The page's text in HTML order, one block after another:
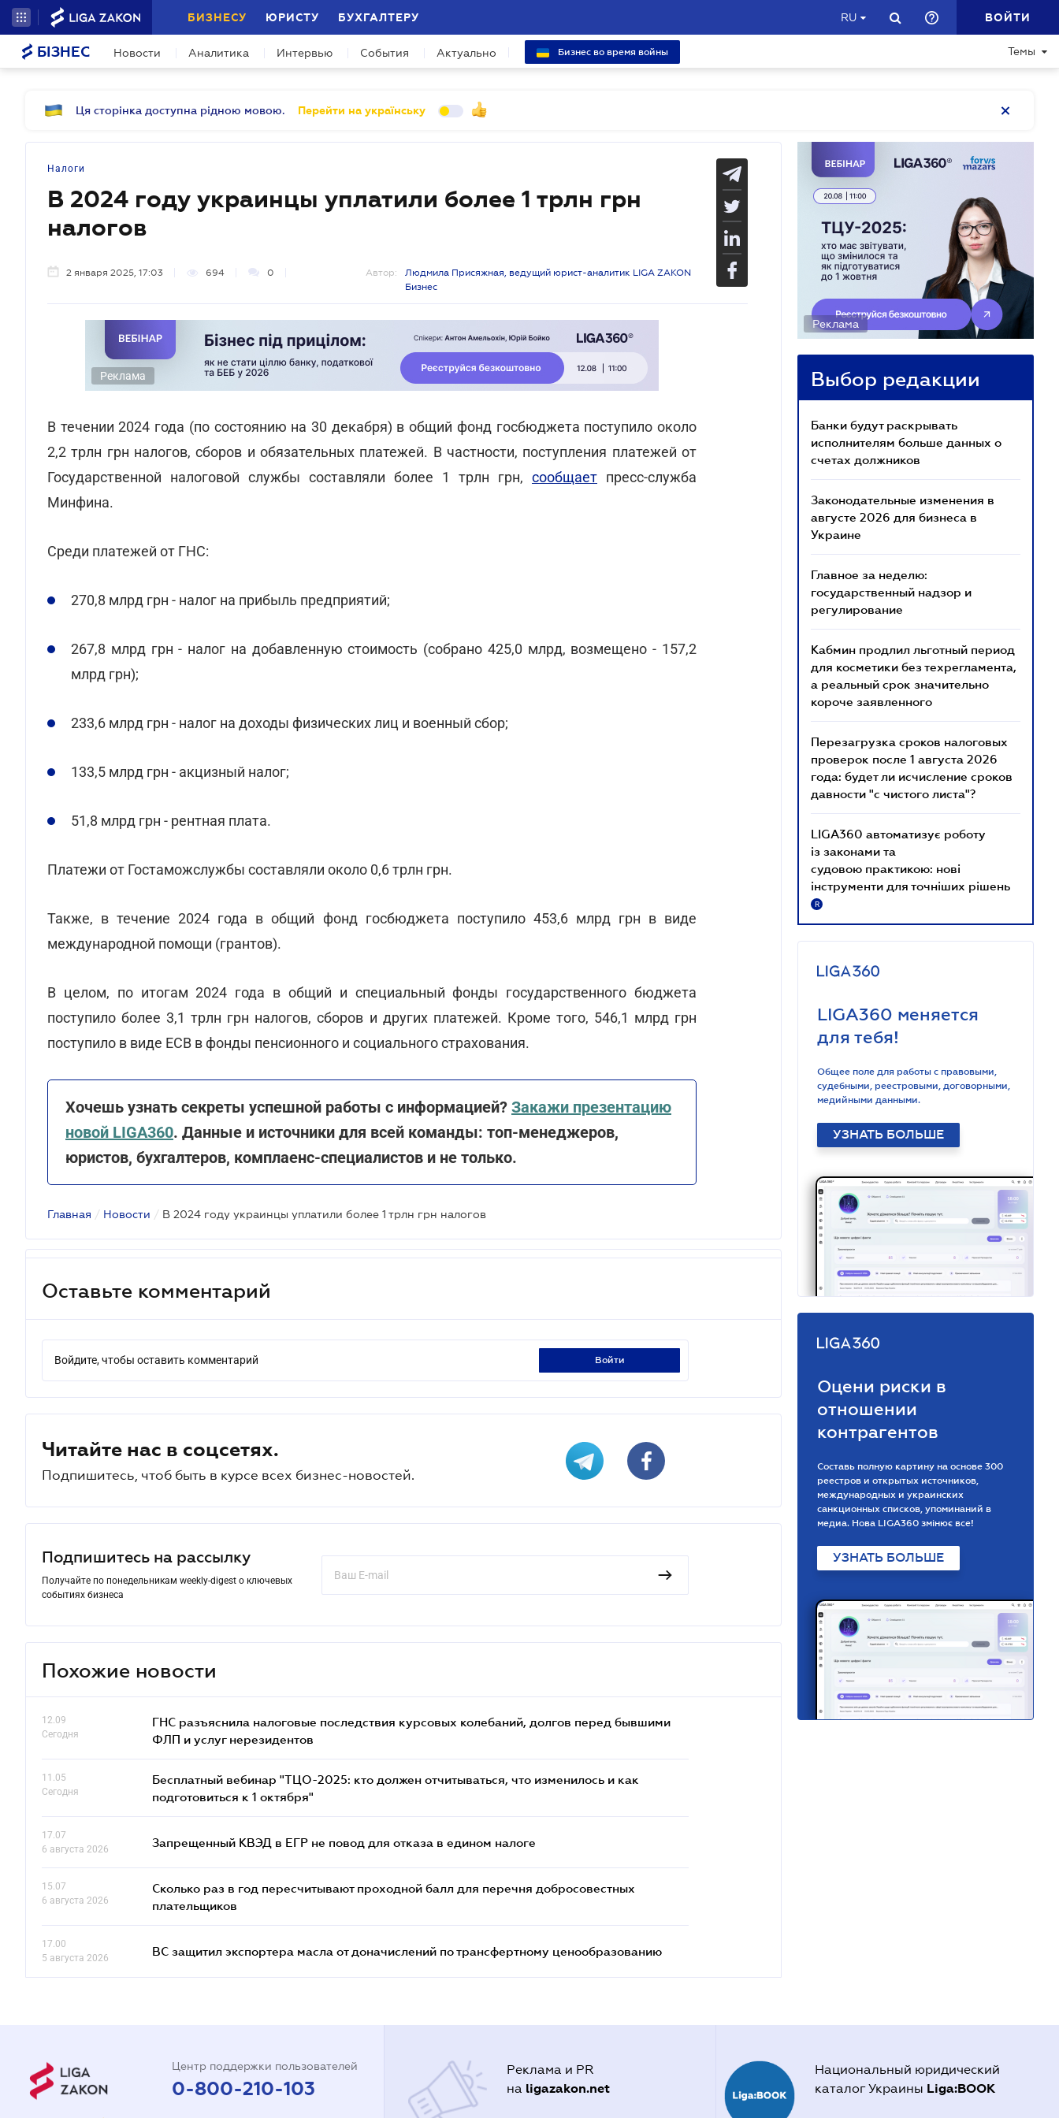
БИЗНЕСУ ЮРИСТУ БУХГАЛТЕРУ RU ВОЙТИ
БІЗНЕС Новости Аналитика Интервью События Актуально Бизнес во время войны Темы
Ця сторінка доступна рідною мовою. Перейти на українську
Налоги
В 2024 году украинцы уплатили более 1 трлн грн
налогов
2 января 2025, 17:03 694 0 Автор:
Людмила Присяжная, ведущий юрист-аналитик LIGA ZAKON
Бизнес
Реклама
В течении 2024 года (по состоянию на 30 декабря) в общий фонд госбюджета поступило около
2,2 трлн грн налогов, сборов и обязательных платежей. В частности, поступления платежей от
Государственной налоговой службы составляли более 1 трлн грн, сообщает пресс-служба
Минфина.
Среди платежей от ГНС:
270,8 млрд грн - налог на прибыль предприятий;
267,8 млрд грн - налог на добавленную стоимость (собрано 425,0 млрд, возмещено - 157,2
млрд грн);
233,6 млрд грн - налог на доходы физических лиц и военный сбор;
133,5 млрд грн - акцизный налог;
51,8 млрд грн - рентная плата.
Платежи от Гостаможслужбы составляли около 0,6 трлн грн.
Также, в течение 2024 года в общий фонд госбюджета поступило 453,6 млрд грн в виде
международной помощи (грантов).
В целом, по итогам 2024 года в общий и специальный фонды государственного бюджета
поступило более 3,1 трлн грн налогов, сборов и других платежей. Кроме того, 546,1 млрд грн
поступило в виде ЕСВ в фонды пенсионного и социального страхования.
Хочешь узнать секреты успешной работы с информацией? Закажи презентацию
новой LIGA360. Данные и источники для всей команды: топ-менеджеров,
юристов, бухгалтеров, комплаенс-специалистов и не только.
Главная / Новости / В 2024 году украинцы уплатили более 1 трлн грн налогов
Оставьте комментарий
Войдите, чтобы оставить комментарий войти
Читайте нас в соцсетях.
Подпишитесь, чтоб быть в курсе всех бизнес-новостей.
Подпишитесь на рассылку
Получайте по понедельникам weekly-digest о ключевых
событиях бизнеса
Похожие новости
12.09
Сегодня
ГНС разъяснила налоговые последствия курсовых колебаний, долгов перед бывшими
ФЛП и услуг нерезидентов
11.05
Сегодня
Бесплатный вебинар "ТЦО-2025: кто должен отчитываться, что изменилось и как
подготовиться к 1 октября"
17.07
6 августа 2026
Запрещенный КВЭД в ЕГР не повод для отказа в едином налоге
15.07
6 августа 2026
Сколько раз в год пересчитывают проходной балл для перечня добросовестных
плательщиков
17.00
5 августа 2026
ВС защитил экспортера масла от доначислений по трансфертному ценообразованию
Реклама
Выбор редакции
Банки будут раскрывать
исполнителям больше данных о
счетах должников
Законодательные изменения в
августе 2026 для бизнеса в
Украине
Главное за неделю:
государственный надзор и
регулирование
Кабмин продлил льготный период
для косметики без техрегламента,
а реальный срок значительно
короче заявленного
Перезагрузка сроков налоговых
проверок после 1 августа 2026
года: будет ли исчисление сроков
давности "с чистого листа"?
LIGA360 автоматизує роботу
із законами та
судовою практикою: нові
інструменти для точніших рішень
R
LIGA360 меняется
для тебя!
Общее поле для работы с правовыми,
судебными, реестровыми, договорными,
медийными данными.
УЗНАТЬ БОЛЬШЕ
Оцени риски в
отношении
контрагентов
Составь полную картину на основе 300
реестров и открытых источников,
международных и украинских
санкционных списков, упоминаний в
медиа. Нова LIGA360 змінює все!
УЗНАТЬ БОЛЬШЕ
Центр поддержки пользователей
0-800-210-103
Реклама и PR
на ligazakon.net
Национальный юридический
каталог Украины Liga:BOOK